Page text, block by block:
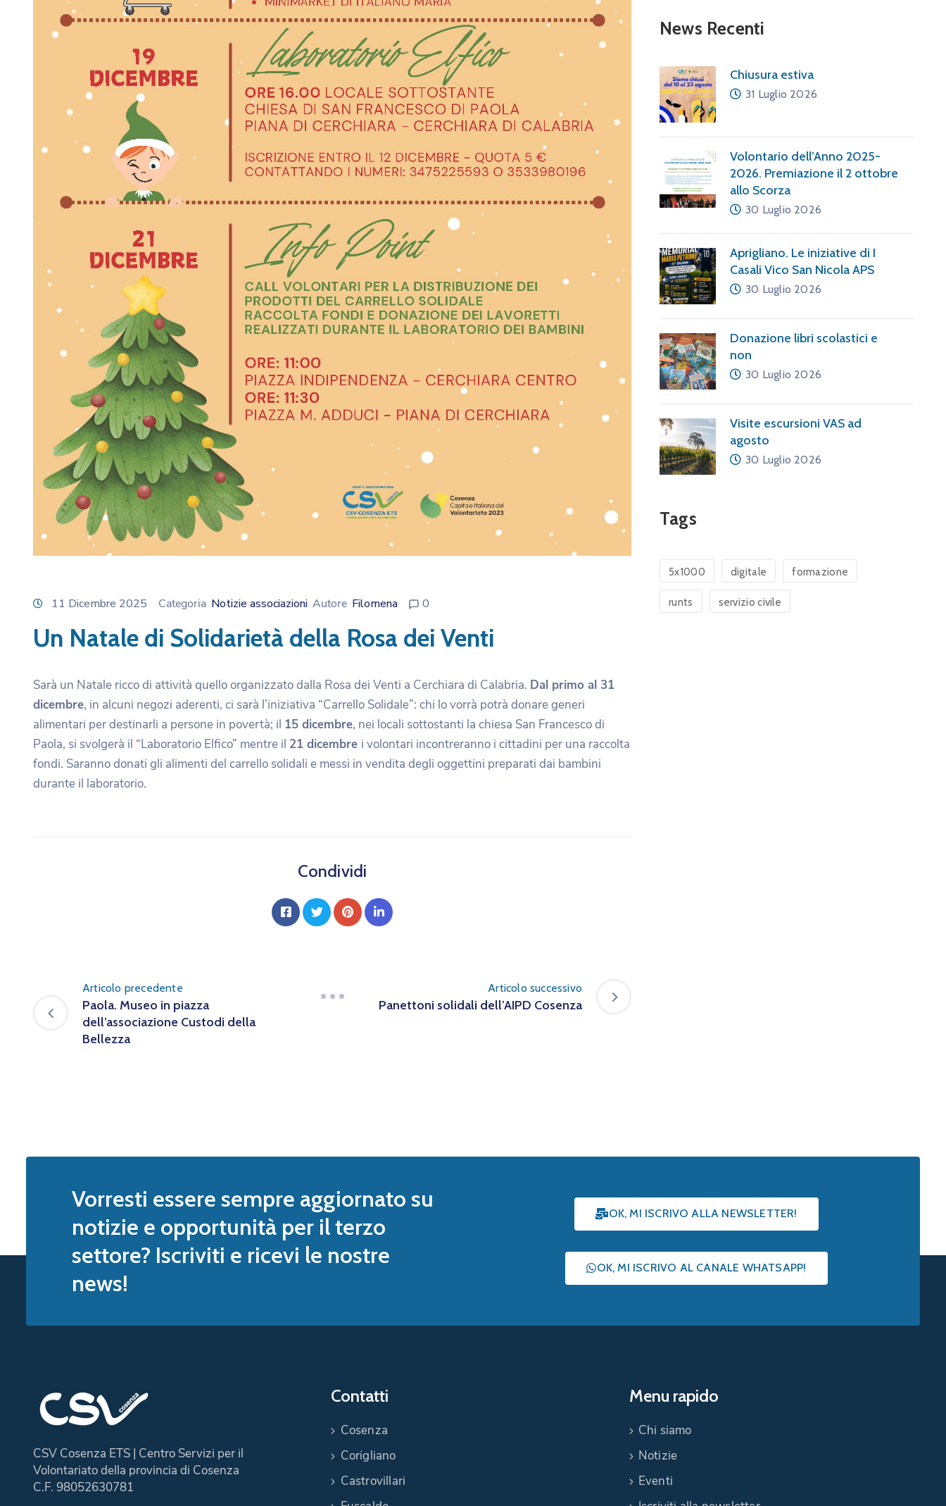
11 Dicembre 2025 Categoria Notizie associazioni Autore Filomena 0
Un Natale di Solidarietà della Rosa dei Venti
Sarà un Natale ricco di attività quello organizzato dalla Rosa dei Venti a Cerchiara di Calabria. Dal primo al 31
dicembre, in alcuni negozi aderenti, ci sarà l’iniziativa “Carrello Solidale”: chi lo vorrà potrà donare generi
alimentari per destinarli a persone in povertà; il 15 dicembre, nei locali sottostanti la chiesa San Francesco di
Paola, si svolgerà il “Laboratorio Elfico” mentre il 21 dicembre i volontari incontreranno i cittadini per una raccolta
fondi. Saranno donati gli alimenti del carrello solidali e messi in vendita degli oggettini preparati dai bambini
durante il laboratorio.
Condividi
Articolo precedente
Paola. Museo in piazza
dell’associazione Custodi della
Bellezza
Articolo successivo
Panettoni solidali dell’AIPD Cosenza
News Recenti
Chiusura estiva
31 Luglio 2026
Volontario dell’Anno 2025-
2026. Premiazione il 2 ottobre
allo Scorza
30 Luglio 2026
Aprigliano. Le iniziative di I
Casali Vico San Nicola APS
30 Luglio 2026
Donazione libri scolastici e
non
30 Luglio 2026
Visite escursioni VAS ad
agosto
30 Luglio 2026
Tags
5x1000 digitale formazione
runts servizio civile
Vorresti essere sempre aggiornato su
notizie e opportunità per il terzo
settore? Iscriviti e ricevi le nostre
news!
OK, MI ISCRIVO ALLA NEWSLETTER!
OK, MI ISCRIVO AL CANALE WHATSAPP!
CSV Cosenza ETS | Centro Servizi per il
Volontariato della provincia di Cosenza
C.F. 98052630781
Contatti
Cosenza
Corigliano
Castrovillari
Menu rapido
Chi siamo
Notizie
Eventi